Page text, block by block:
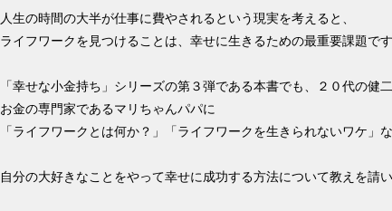
人生の時間の大半が仕事に費やされるという現実を考えると、
ライフワークを見つけることは、幸せに生きるための最重要課題で
「幸せな小金持ち」シリーズの第３弾である本書でも、２０代の健
お金の専門家であるマリちゃんパパに
「ライフワークとは何か？」「ライフワークを生きられないワケ」
自分の大好きなことをやって幸せに成功する方法について教えを請